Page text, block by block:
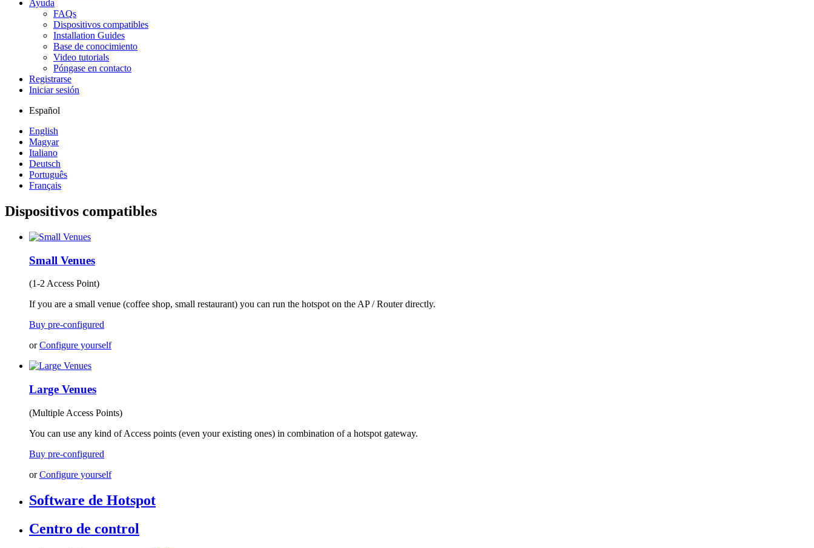
Ayuda
FAQs
Dispositivos compatibles
Installation Guides
Base de conocimiento
Video tutorials
Póngase en contacto
Registrarse
Iniciar sesión
Español
English
Magyar
Italiano
Deutsch
Português
Français
Dispositivos compatibles
Small Venues
(1-2 Access Point)
If you are a small venue (coffee shop, small restaurant) you can run the hotspot on the AP / Router directly.
Buy pre-configured
orConfigure yourself
Large Venues
(Multiple Access Points)
You can use any kind of Access points (even your existing ones) in combination of a hotspot gateway.
Buy pre-configured
orConfigure yourself
Software de Hotspot
Centro de control